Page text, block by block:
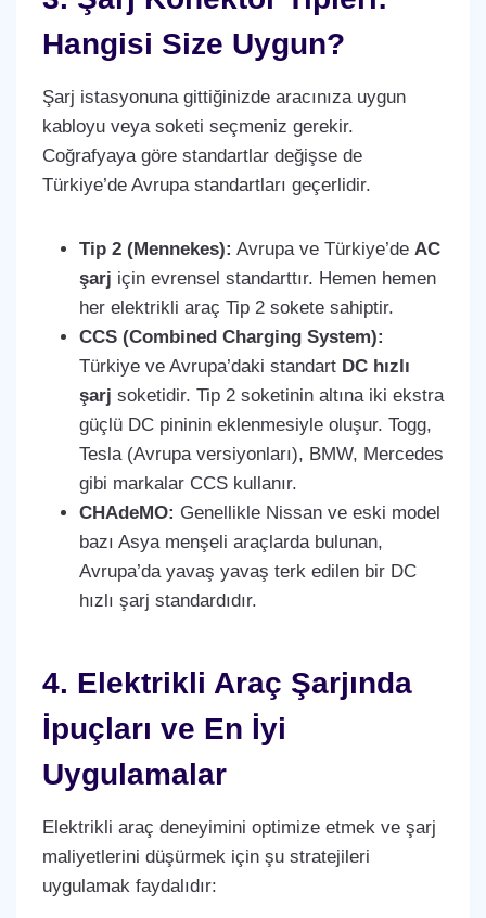
Hangisi Size Uygun?
Şarj istasyonuna gittiğinizde aracınıza uygun
kabloyu veya soketi seçmeniz gerekir.
Coğrafyaya göre standartlar değişse de
Türkiye’de Avrupa standartları geçerlidir.
Tip 2 (Mennekes): Avrupa ve Türkiye’de AC
şarj için evrensel standarttır. Hemen hemen
her elektrikli araç Tip 2 sokete sahiptir.
CCS (Combined Charging System):
Türkiye ve Avrupa’daki standart DC hızlı
şarj soketidir. Tip 2 soketinin altına iki ekstra
güçlü DC pininin eklenmesiyle oluşur. Togg,
Tesla (Avrupa versiyonları), BMW, Mercedes
gibi markalar CCS kullanır.
CHAdeMO: Genellikle Nissan ve eski model
bazı Asya menşeli araçlarda bulunan,
Avrupa’da yavaş yavaş terk edilen bir DC
hızlı şarj standardıdır.
4. Elektrikli Araç Şarjında
İpuçları ve En İyi
Uygulamalar
Elektrikli araç deneyimini optimize etmek ve şarj
maliyetlerini düşürmek için şu stratejileri
uygulamak faydalıdır: